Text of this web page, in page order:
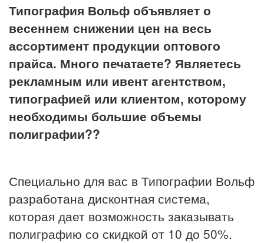
Типография Вольф объявляет о
весеннем снижении цен на весь
ассортимент продукции оптового
прайса. Много печатаете? Являетесь
рекламным или ивент агентством,
типографией или клиентом, которому
необходимы большие объемы
полиграфии??
Специально для вас в Типографии Вольф
разработана дисконтная система,
которая дает возможность заказывать
полиграфию со скидкой от 10 до 50%.